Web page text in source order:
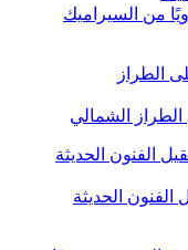
من السيراميك
الشمالي
الحديثة